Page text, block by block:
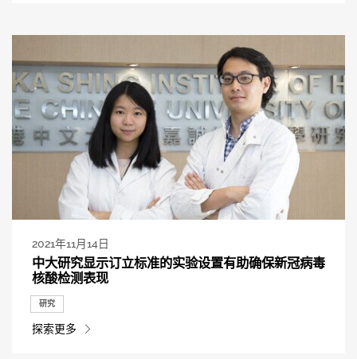
2021年11月14日
中大研究显示订立标准的实验设置有助确保新冠病毒
核酸检测表现
研究
探索更多